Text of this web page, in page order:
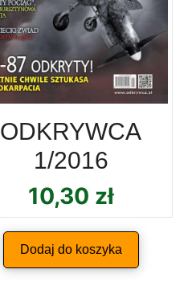
ODKRYWCA
1/2016
10,30 zł
Dodaj do koszyka